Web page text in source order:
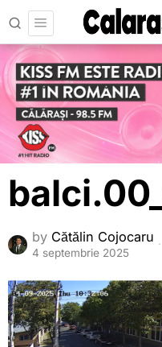
by Cătălin Cojocaru
4 septembrie 2025